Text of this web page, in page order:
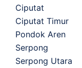
Ciputat
Ciputat Timur
Pondok Aren
Serpong
Serpong Utara